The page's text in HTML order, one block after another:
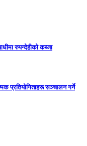
रुपन्देहीकाे कब्जा
प्रतियोगिताहरू सञ्चालन गर्ने